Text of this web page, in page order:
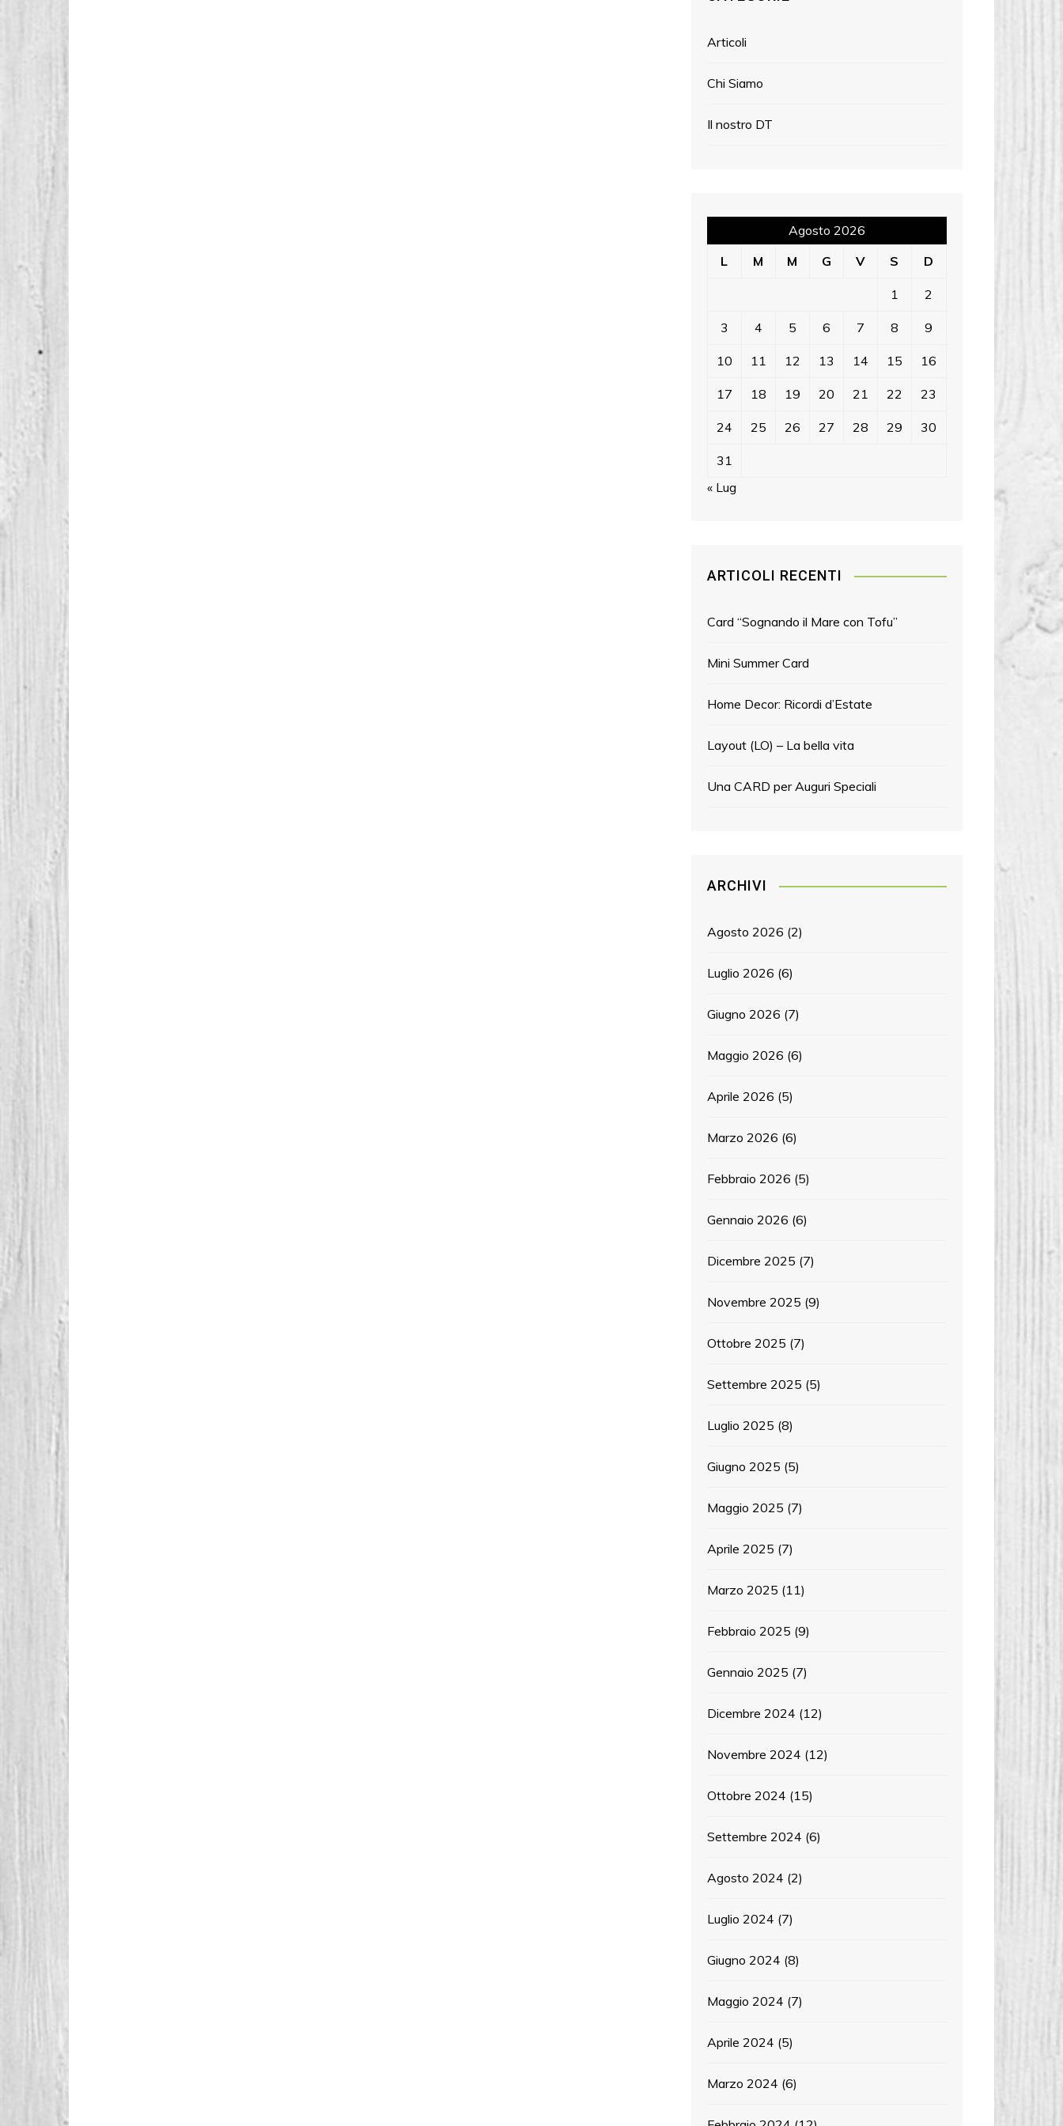
Articoli
Chi Siamo
Il nostro DT
Agosto 2026
L
M M G V S D
1 2
3 4 5 6 7 8 9
10 11 12 13 14 15 16
17 18 19 20 21 22 23
24 25 26 27 28 29 30
31
« Lug
ARTICOLI RECENTI
Card “Sognando il Mare con Tofu”
Mini Summer Card
Home Decor: Ricordi d’Estate
Layout (LO) – La bella vita
Una CARD per Auguri Speciali
ARCHIVI
Agosto 2026 (2)
Luglio 2026 (6)
Giugno 2026 (7)
Maggio 2026 (6)
Aprile 2026 (5)
Marzo 2026 (6)
Febbraio 2026 (5)
Gennaio 2026 (6)
Dicembre 2025 (7)
Novembre 2025 (9)
Ottobre 2025 (7)
Settembre 2025 (5)
Luglio 2025 (8)
Giugno 2025 (5)
Maggio 2025 (7)
Aprile 2025 (7)
Marzo 2025 (11)
Febbraio 2025 (9)
Gennaio 2025 (7)
Dicembre 2024 (12)
Novembre 2024 (12)
Ottobre 2024 (15)
Settembre 2024 (6)
Agosto 2024 (2)
Luglio 2024 (7)
Giugno 2024 (8)
Maggio 2024 (7)
Aprile 2024 (5)
Marzo 2024 (6)